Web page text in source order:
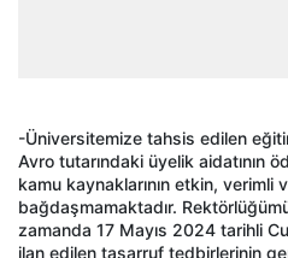
-Üniversitemize tahsis edilen
Avro tutarındaki üyelik aidatının
kamu kaynaklarının etkin, verimli
bağdaşmamaktadır.
zamanda 17 Mayıs 2024 tarihli
ilan edilen tasarruf tedbirlerinin